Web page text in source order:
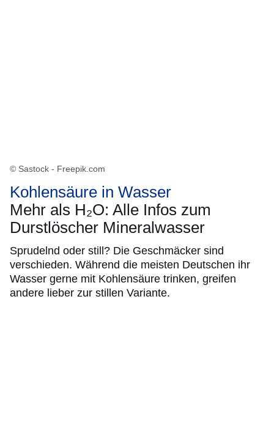
© Sastock - Freepik.com
Kohlensäure in Wasser
Mehr als H₂O: Alle Infos zum
Durstlöscher Mineralwasser
Sprudelnd oder still? Die Geschmäcker sind
verschieden. Während die meisten Deutschen ihr
Wasser gerne mit Kohlensäure trinken, greifen
andere lieber zur stillen Variante.